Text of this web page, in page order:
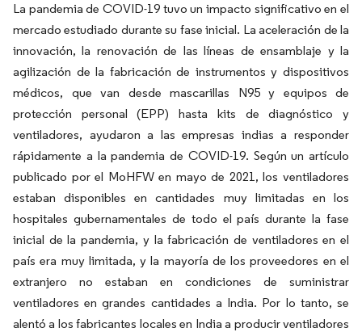
La pandemia de COVID-19 tuvo un impacto significativo en el
mercado estudiado durante su fase inicial. La aceleración de la
innovación, la renovación de las líneas de ensamblaje y la
agilización de la fabricación de instrumentos y dispositivos
médicos, que van desde mascarillas N95 y equipos de
protección personal (EPP) hasta kits de diagnóstico y
ventiladores, ayudaron a las empresas indias a responder
rápidamente a la pandemia de COVID-19. Según un artículo
publicado por el MoHFW en mayo de 2021, los ventiladores
estaban disponibles en cantidades muy limitadas en los
hospitales gubernamentales de todo el país durante la fase
inicial de la pandemia, y la fabricación de ventiladores en el
país era muy limitada, y la mayoría de los proveedores en el
extranjero no estaban en condiciones de suministrar
ventiladores en grandes cantidades a India. Por lo tanto, se
alentó a los fabricantes locales en India a producir ventiladores